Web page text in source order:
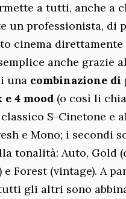
a tutti, anche a
un professionista, di
cinema direttamente
anche grazie
una combinazione
e 4 mood (o così li
S-Cinetone e
e Mono; i secondi
tonalità: Auto, Gold
e Forest (vintage). A
gli altri sono